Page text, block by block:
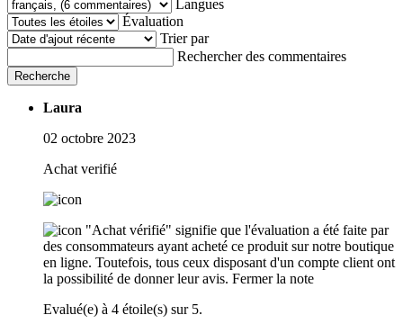
Langues
Évaluation
Trier par
Rechercher des commentaires
Recherche
Laura
02 octobre 2023
Achat verifié
"Achat vérifié" signifie que l'évaluation a été faite par
des consommateurs ayant acheté ce produit sur notre boutique
en ligne. Toutefois, tous ceux disposant d'un compte client ont
la possibilité de donner leur avis. Fermer la note
Evalué(e) à 4 étoile(s) sur 5.